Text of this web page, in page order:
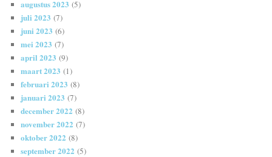
augustus 2023 (5)
juli 2023 (7)
juni 2023 (6)
mei 2023 (7)
april 2023 (9)
maart 2023 (1)
februari 2023 (8)
januari 2023 (7)
december 2022 (8)
november 2022 (7)
oktober 2022 (8)
september 2022 (5)